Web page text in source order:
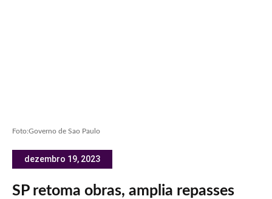
Foto:Governo de Sao Paulo
dezembro 19, 2023
SP retoma obras, amplia repasses